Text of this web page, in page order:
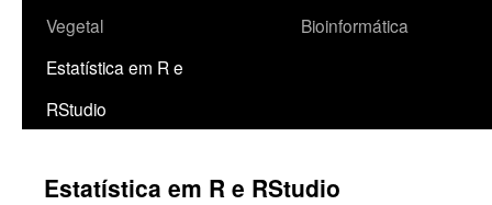
Vegetal
Bioinformática
Estatística em R e
RStudio
Estatística em R e RStudio